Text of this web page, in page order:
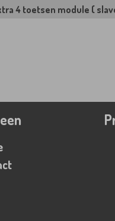
4 toetsen module (